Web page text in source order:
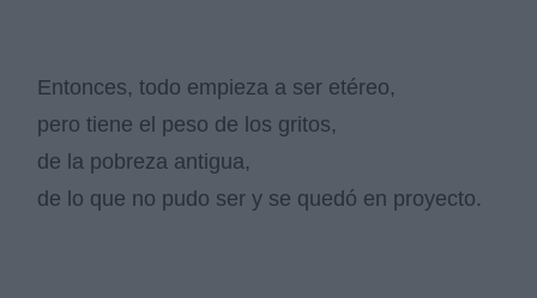
Entonces, todo empieza a ser etéreo,
pero tiene el peso de los gritos,
de la pobreza antigua,
de lo que no pudo ser y se quedó en proyecto.